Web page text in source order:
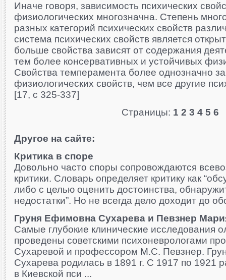
Иначе говоря, зависимость психических
физиологических многозначна. Степень
разных категорий психических свойств
система психических свойств является
больше свойства зависят от содержания
тем более консервативных и устойчивых
Свойства темперамента более однозначно
физиологических свойств, чем все другие
[17, c 325-337]
Страницы: 1 2 3 4 5 6
Другое на сайте:
Критика в споре
Довольно часто споры сопровождаются
критики. Словарь определяет критику как
либо с целью оценить достоинства,
недостатки”. Но не всегда дело доходит до
Груня Ефимовна Сухарева и Певзнер
Самые глубокие клинические исследования
проведены советскими психоневрологами
Сухаревой и профессором М.С. Певзнер.
Сухарева родилась в 1891 г. С 1917 по 1921
в Киевской пси ...